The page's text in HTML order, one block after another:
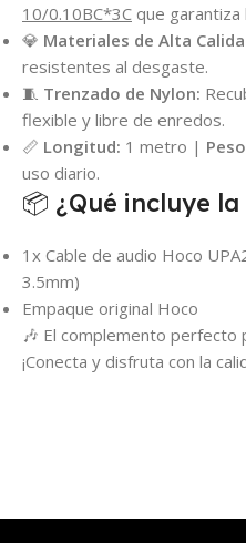
10/0.10BC*3C que garantiza
💎 Materiales de Alta
resistentes al desgaste.
🧵 Trenzado de Nylon:
flexible y libre de enredos.
📏 Longitud: 1 metro |
uso diario.
📦 ¿Qué incluye la
1x Cable de audio Hoco
3.5mm)
Empaque original Hoco
🎶 El complemento perfecto
¡Conecta y disfruta con la